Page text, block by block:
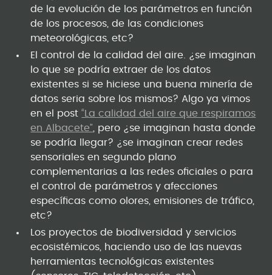
de la evolución de los parámetros en función
de los procesos, de las condiciones
meteorológicas, etc?
El control de la calidad del aire. ¿se imaginan
lo que se podría extraer de los datos
existentes si se hiciese una buena minería de
datos seria sobre los mismos? Algo ya vimos
en el post“La calidad del aire que respiramos
en Albacete” , pero ¿se imaginan hasta donde
se podría llegar? ¿se imaginan crear redes
sensoriales en segundo plano
complementarias a las redes oficiales o para
el control de parámetros y afecciones
específicas como olores, emisiones de tráfico,
etc?
Los proyectos de biodiversidad y servicios
ecosistémicos, haciendo uso de las nuevas
herramientas tecnológicas existentes